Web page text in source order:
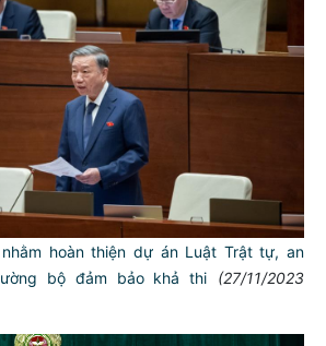
hoàn thiện dự án Luật Trật tự, an
bộ đảm bảo khả thi
(27/11/2023